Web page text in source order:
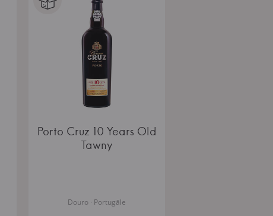
Porto Cruz 10 Years Old
Tawny
Douro · Portugāle